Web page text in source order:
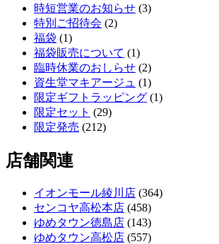
時短営業のお知らせ (3)
特別ご招待会 (2)
福袋 (1)
福袋販売について (1)
臨時休業のおしらせ (2)
資生堂マキアージュ (1)
限定ギフトラッピング (1)
限定セット (29)
限定発売 (212)
店舗関連
イオンモール綾川店 (364)
センコヤ高松本店 (458)
ゆめタウン徳島店 (143)
ゆめタウン高松店 (557)